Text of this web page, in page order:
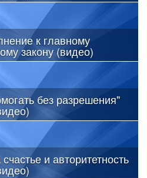
к главному
закону (видео)
без разрешения"
и авторитетность